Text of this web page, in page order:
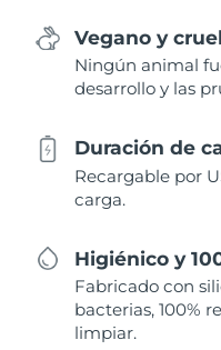
Vegano y
Ningún animal
desarrollo y las
Duración de
Recargable por
carga.
Higiénico y
Fabricado con
bacterias, 100%
limpiar.